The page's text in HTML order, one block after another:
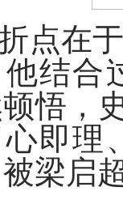
点在
结合
悟，
心即理
梁启